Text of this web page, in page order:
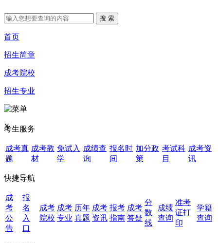
首页
招生简章
成考院校
招生专业
X
考生服务
成考真
题
成考教
材
免试入
学
成绩查
询
报名时
间
加分政
策
考试科
目
成考资
讯
快捷导航
成
考
公
告
报
名
入
口
成考
院校
成考
专业
历年
真题
成考
资讯
报考
指南
成考
答疑
分
数
线
成绩
查询
准考
证打
印
学籍
查询